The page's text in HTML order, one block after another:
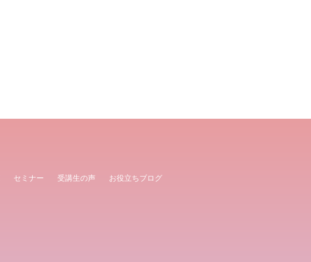
セミナー 受講生の声 お役立ちブログ